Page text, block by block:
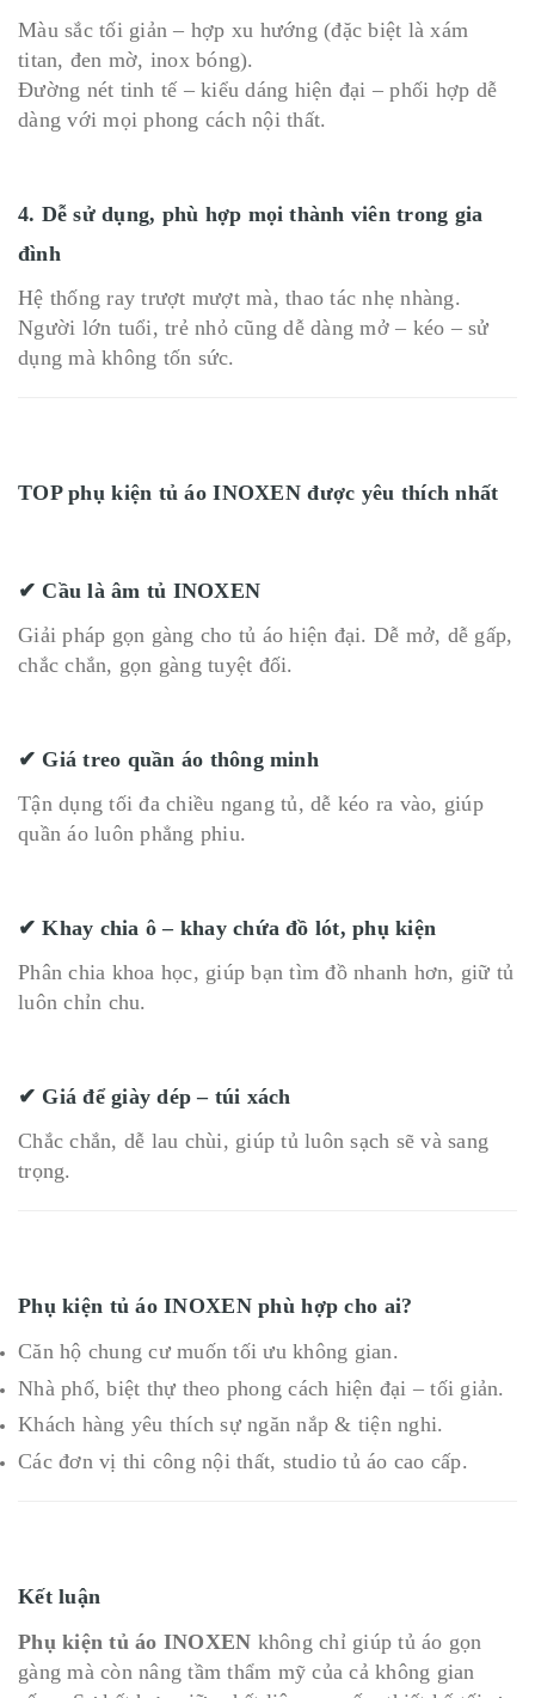
Màu sắc tối giản – hợp xu hướng (đặc biệt là xám
titan, đen mờ, inox bóng).
Đường nét tinh tế – kiểu dáng hiện đại – phối hợp dễ
dàng với mọi phong cách nội thất.
4. Dễ sử dụng, phù hợp mọi thành viên trong gia
đình
Hệ thống ray trượt mượt mà, thao tác nhẹ nhàng.
Người lớn tuổi, trẻ nhỏ cũng dễ dàng mở – kéo – sử
dụng mà không tốn sức.
TOP phụ kiện tủ áo INOXEN được yêu thích nhất
✔ Cầu là âm tủ INOXEN
Giải pháp gọn gàng cho tủ áo hiện đại. Dễ mở, dễ gấp,
chắc chắn, gọn gàng tuyệt đối.
✔ Giá treo quần áo thông minh
Tận dụng tối đa chiều ngang tủ, dễ kéo ra vào, giúp
quần áo luôn phẳng phiu.
✔ Khay chia ô – khay chứa đồ lót, phụ kiện
Phân chia khoa học, giúp bạn tìm đồ nhanh hơn, giữ tủ
luôn chỉn chu.
✔ Giá để giày dép – túi xách
Chắc chắn, dễ lau chùi, giúp tủ luôn sạch sẽ và sang
trọng.
Phụ kiện tủ áo INOXEN phù hợp cho ai?
Căn hộ chung cư muốn tối ưu không gian.
Nhà phố, biệt thự theo phong cách hiện đại – tối giản.
Khách hàng yêu thích sự ngăn nắp & tiện nghi.
Các đơn vị thi công nội thất, studio tủ áo cao cấp.
Kết luận
Phụ kiện tủ áo INOXEN không chỉ giúp tủ áo gọn
gàng mà còn nâng tầm thẩm mỹ của cả không gian